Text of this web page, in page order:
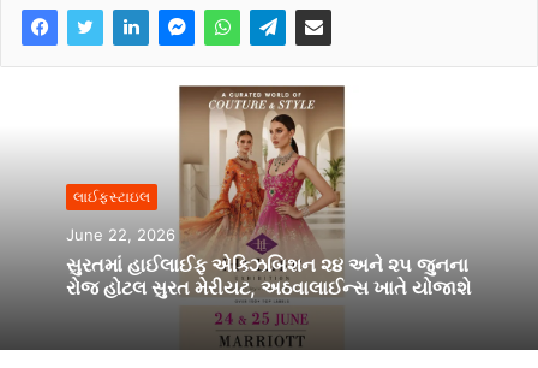
લાઈફસ્ટાઇલ
June 22, 2026
સુરતમાં હાઈલાઈફ એક્ઝિબિશન ૨૪ અને ૨૫ જુનના
રોજ હોટલ સુરત મેરીયટ, અઠવાલાઈન્સ ખાતે યોજાશે